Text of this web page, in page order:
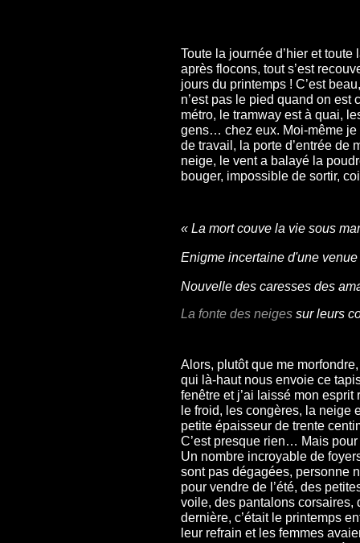
Toute la journée d’hier et
après flocons, tout s’est
jours du printemps ! C’est
n’est pas le pied quand on est
métro, le tramway est à quai,
gens… chez eux. Moi-même je
de travail, la porte d’entrée de
neige, le vent a balayé la
bouger, impossible de sortir,
« La mort couve la vie sous
Enigme incertaine d'une
Nouvelle des caresses des
La fonte des neiges sur leurs
Alors, plutôt que me
qui là-haut nous envoie ce
fenêtre et j’ai laissé mon
le froid, les congères, la neige
petite épaisseur de trente
C’est presque rien… Mais
Un nombre incroyable de
sont pas dégagées, personne
pour vendre de l’été, des
voile, des pantalons corsaires,
dernière, c’était le printemps
leur refrain et les femmes